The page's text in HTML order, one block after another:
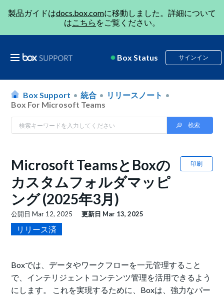
製品ガイドはdocs.box.comに移動しました。詳細について
はこちら をご覧ください。
Box Status サインイン
Box Support 統合
リリースノート
Box For Microsoft Teams
印刷
Microsoft TeamsとBoxの
カスタムフォルダマッピ
ング (2025年3月)
公開日Mar 12, 2025 更新日 Mar 13, 2025
リリース済
Boxでは、データやワークフローを一元管理すること
で、インテリジェントコンテンツ管理を活用できるよう
にします。 これを実現するために、Boxは、強力なパー